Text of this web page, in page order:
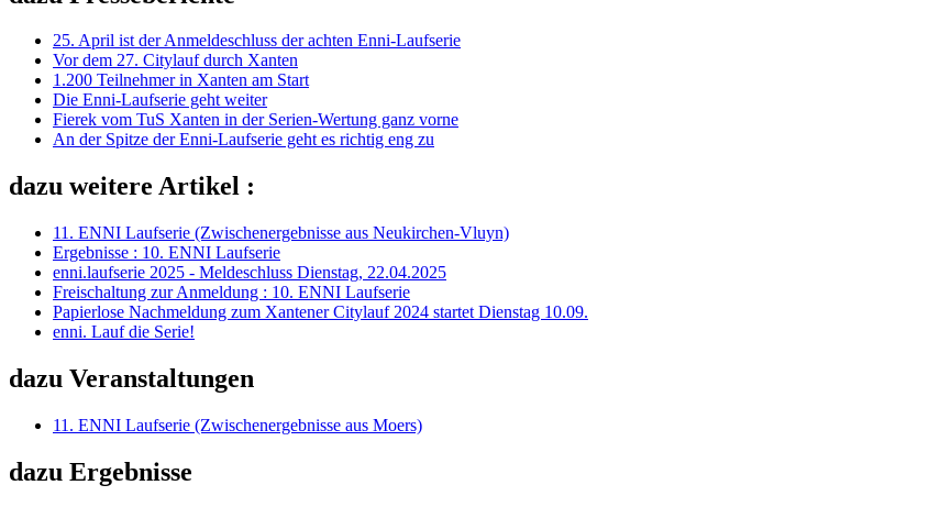
25. April ist der Anmeldeschluss der achten Enni-Laufserie
Vor dem 27. Citylauf durch Xanten
1.200 Teilnehmer in Xanten am Start
Die Enni-Laufserie geht weiter
Fierek vom TuS Xanten in der Serien-Wertung ganz vorne
An der Spitze der Enni-Laufserie geht es richtig eng zu
dazu weitere Artikel :
11. ENNI Laufserie (Zwischenergebnisse aus Neukirchen-Vluyn)
Ergebnisse : 10. ENNI Laufserie
enni.laufserie 2025 - Meldeschluss Dienstag, 22.04.2025
Freischaltung zur Anmeldung : 10. ENNI Laufserie
Papierlose Nachmeldung zum Xantener Citylauf 2024 startet Dienstag 10.09.
enni. Lauf die Serie!
dazu Veranstaltungen
11. ENNI Laufserie (Zwischenergebnisse aus Moers)
dazu Ergebnisse